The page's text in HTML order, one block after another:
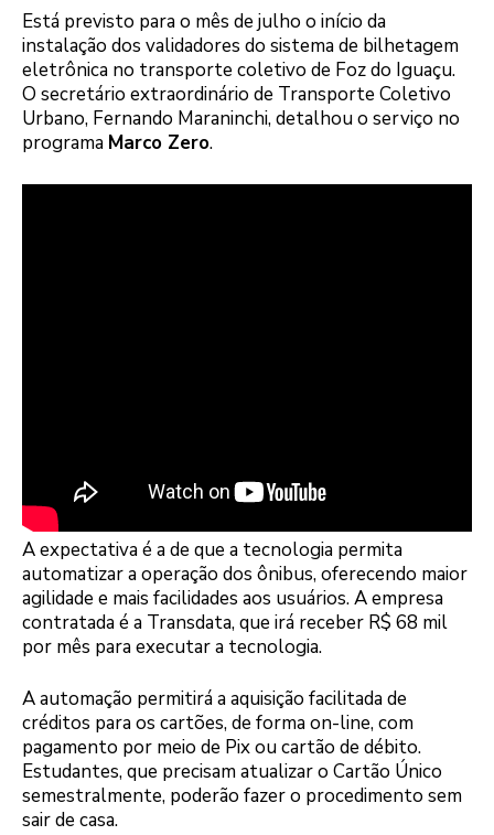
Está previsto para o mês de julho o início da
instalação dos validadores do sistema de bilhetagem
eletrônica no transporte coletivo de Foz do Iguaçu.
O secretário extraordinário de Transporte Coletivo
Urbano, Fernando Maraninchi, detalhou o serviço no
programa Marco Zero.
A expectativa é a de que a tecnologia permita
automatizar a operação dos ônibus, oferecendo maior
agilidade e mais facilidades aos usuários. A empresa
contratada é a Transdata, que irá receber R$ 68 mil
por mês para executar a tecnologia.
A automação permitirá a aquisição facilitada de
créditos para os cartões, de forma on-line, com
pagamento por meio de Pix ou cartão de débito.
Estudantes, que precisam atualizar o Cartão Único
semestralmente, poderão fazer o procedimento sem
sair de casa.